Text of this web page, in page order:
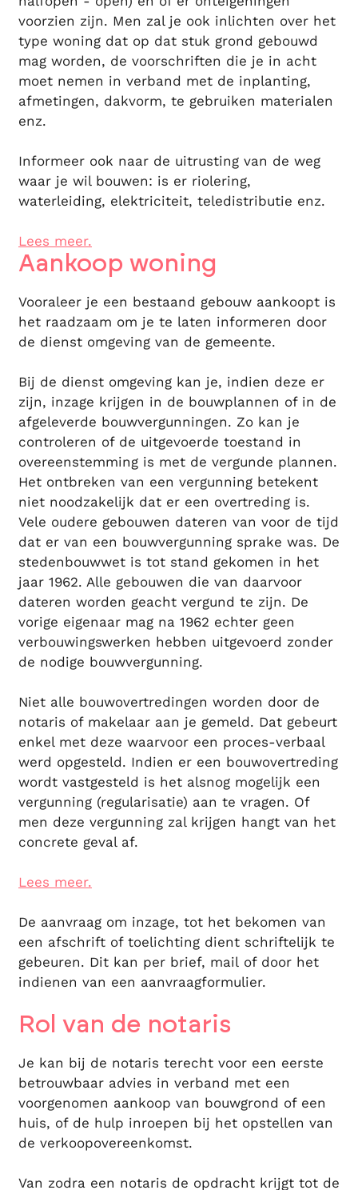
voorzien zijn. Men zal je ook inlichten over het
type woning dat op dat stuk grond gebouwd
mag worden, de voorschriften die je in acht
moet nemen in verband met de inplanting,
afmetingen, dakvorm, te gebruiken materialen
enz.
Informeer ook naar de uitrusting van de weg
waar je wil bouwen: is er riolering,
waterleiding, elektriciteit, teledistributie enz.
Lees meer.
Aankoop woning
Vooraleer je een bestaand gebouw aankoopt is
het raadzaam om je te laten informeren door
de dienst omgeving van de gemeente.
Bij de dienst omgeving kan je, indien deze er
zijn, inzage krijgen in de bouwplannen of in de
afgeleverde bouwvergunningen. Zo kan je
controleren of de uitgevoerde toestand in
overeenstemming is met de vergunde plannen.
Het ontbreken van een vergunning betekent
niet noodzakelijk dat er een overtreding is.
Vele oudere gebouwen dateren van voor de tijd
dat er van een bouwvergunning sprake was. De
stedenbouwwet is tot stand gekomen in het
jaar 1962. Alle gebouwen die van daarvoor
dateren worden geacht vergund te zijn. De
vorige eigenaar mag na 1962 echter geen
verbouwingswerken hebben uitgevoerd zonder
de nodige bouwvergunning.
Niet alle bouwovertredingen worden door de
notaris of makelaar aan je gemeld. Dat gebeurt
enkel met deze waarvoor een proces-verbaal
werd opgesteld. Indien er een bouwovertreding
wordt vastgesteld is het alsnog mogelijk een
vergunning (regularisatie) aan te vragen. Of
men deze vergunning zal krijgen hangt van het
concrete geval af.
Lees meer.
De aanvraag om inzage, tot het bekomen van
een afschrift of toelichting dient schriftelijk te
gebeuren. Dit kan per brief, mail of door het
indienen van een aanvraagformulier.
Rol van de notaris
Je kan bij de notaris terecht voor een eerste
betrouwbaar advies in verband met een
voorgenomen aankoop van bouwgrond of een
huis, of de hulp inroepen bij het opstellen van
de verkoopovereenkomst.
Van zodra een notaris de opdracht krijgt tot de